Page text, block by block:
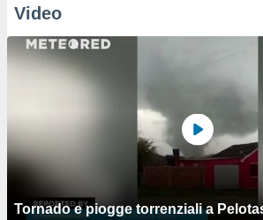
Video
Tornado e piogge torrenziali a